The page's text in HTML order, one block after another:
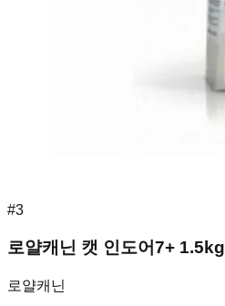
#3
로얄캐닌 캣 인도어7+ 1.5kg
로얄캐닌